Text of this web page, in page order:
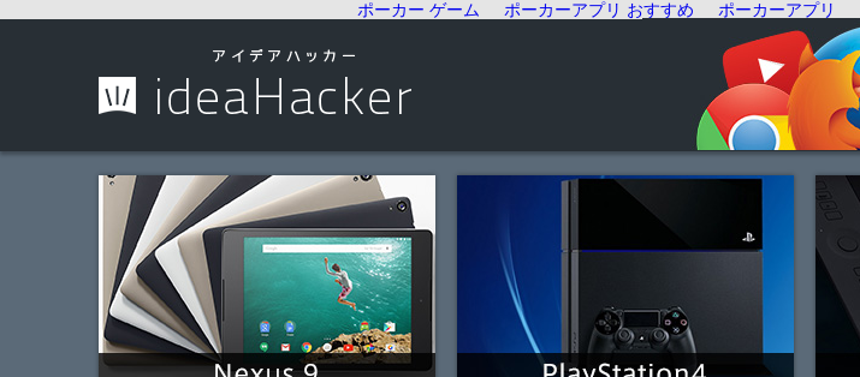
ポーカー ゲーム ポーカーアプリ おすすめ ポーカーアプリ